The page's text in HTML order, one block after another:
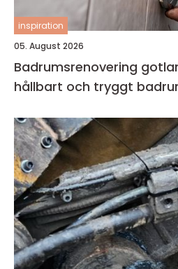
inspiration
05. August 2026
Badrumsrenovering gotland så skapar
hållbart och tryggt